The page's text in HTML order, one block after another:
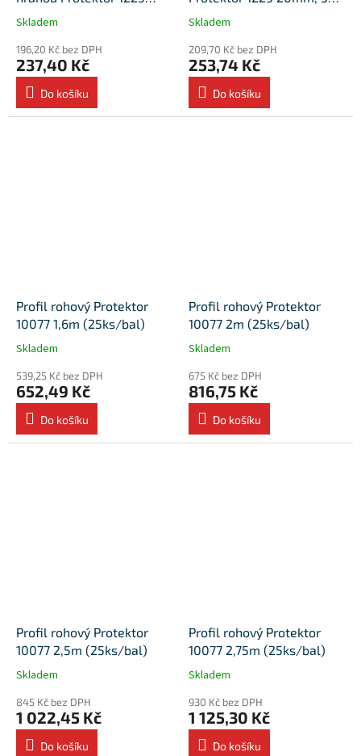
14mm PVC 3m (25ks/bal)
Skladem
196,20 Kč bez DPH
237,40 Kč
Do košíku
(25ks/bal)
Skladem
209,70 Kč bez DPH
253,74 Kč
Do košíku
Profil rohový Protektor
10077 1,6m (25ks/bal)
Skladem
539,25 Kč bez DPH
652,49 Kč
Do košíku
Profil rohový Protektor
10077 2m (25ks/bal)
Skladem
675 Kč bez DPH
816,75 Kč
Do košíku
Profil rohový Protektor
10077 2,5m (25ks/bal)
Skladem
845 Kč bez DPH
1 022,45 Kč
Do košíku
Profil rohový Protektor
10077 2,75m (25ks/bal)
Skladem
930 Kč bez DPH
1 125,30 Kč
Do košíku